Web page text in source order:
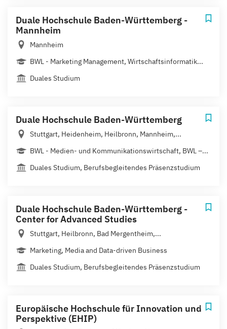
Duale Hochschule Baden-Württemberg -
Mannheim
Mannheim
BWL - Marketing Management, Wirtschaftsinformatik...
Duales Studium
Duale Hochschule Baden-Württemberg
Stuttgart, Heidenheim, Heilbronn, Mannheim,...
BWL - Medien- und Kommunikationswirtschaft, BWL –...
Duales Studium, Berufsbegleitendes Präsenzstudium
Duale Hochschule Baden-Württemberg -
Center for Advanced Studies
Stuttgart, Heilbronn, Bad Mergentheim,...
Marketing, Media and Data-driven Business
Duales Studium, Berufsbegleitendes Präsenzstudium
Europäische Hochschule für Innovation und
Perspektive (EHIP)